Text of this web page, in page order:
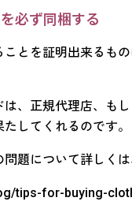
必ず同梱する
とを証明出来るも
、正規代理店、も
してくれるのです。
題について詳しく
tips-for-buying-